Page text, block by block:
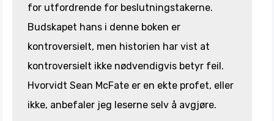
for utfordrende for beslutningstakerne.
Budskapet hans i denne boken er
kontroversielt, men historien har vist at
kontroversielt ikke nødvendigvis betyr feil.
Hvorvidt Sean McFate er en ekte profet, eller
ikke, anbefaler jeg leserne selv å avgjøre.